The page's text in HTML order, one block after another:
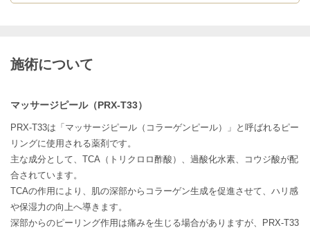
施術について
マッサージピール（PRX-T33）
PRX-T33は「マッサージピール（コラーゲンピール）」と呼ばれるピー
リングに使用される薬剤です。
主な成分として、TCA（トリクロロ酢酸）、過酸化水素、コウジ酸が配
合されています。
TCAの作用により、肌の深部からコラーゲン生成を促進させて、ハリ感
や保湿力の向上へ導きます。
深部からのピーリング作用は痛みを生じる場合がありますが、PRX-T33